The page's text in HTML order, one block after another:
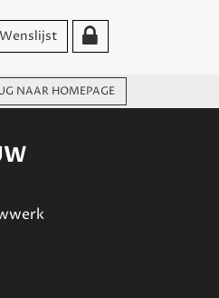
Wenslijst
NAAR HOMEPAGE